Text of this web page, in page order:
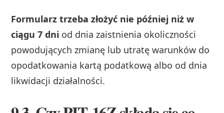
Formularz trzeba złożyć nie później niż w
ciągu 7 dni od dnia zaistnienia okoliczności
powodujących zmianę lub utratę warunków do
opodatkowania kartą podatkową albo od dnia
likwidacji działalności.